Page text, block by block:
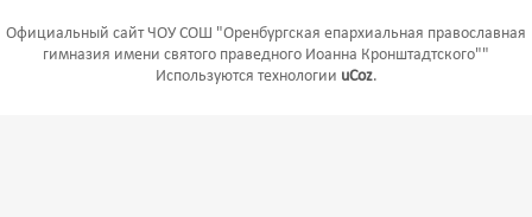
Официальный сайт ЧОУ СОШ "Оренбургская епархиальная православная
гимназия имени святого праведного Иоанна Кронштадтского""
Используются технологии uCoz.